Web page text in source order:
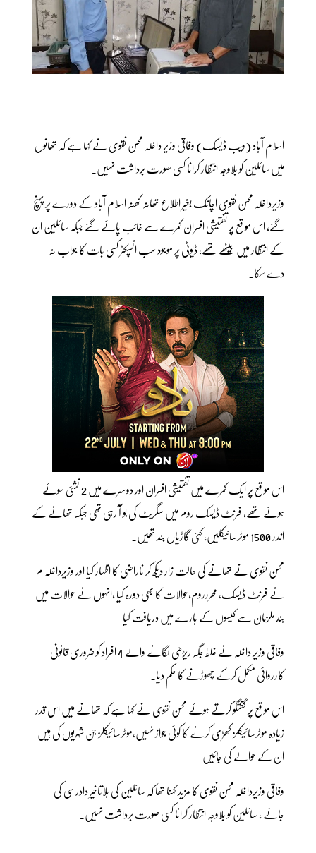
اسلام آباد (ویب ڈیسک) وفاقی وزیر داخلہ محسن نقوی نے کہا ہے کہ تھانوں
میں سائلین کو بلاوجہ انتظار کرانا کسی صورت برداشت نہیں۔
وزیرداخلہ محسن نقوی اچانک بغیر اطلاع تھانہ کھنہ اسلام آباد کے دورے پر پہنچ
گئے، اس موقع پر تفتیشی افسران کمرے سے غائب پائے گئے جبکہ سائلین ان
کے انتظار میں بیٹھے تھے، ڈیوٹی پر موجود سب انسپکٹر کسی بات کا جواب نہ
دے سکا۔
اس موقع پر ایک کمرے میں تفتیشی افسران اور دوسرے میں 2 نشئی سوئے
ہوئے تھے، فرنٹ ڈیسک روم میں سگریٹ کی بو آ رہی تھی جبکہ تھانے کے
اندر 1500 موٹرسائیکلیں، کئی گاڑیاں بند تھیں۔
محسن نقوی نے تھانے کی حالت زار دیکھ کر ناراضی کا اظہار کیا اور وزیرداخلہ م
نے فرنٹ ڈیسک، محررروم،حوالات کا بھی دورہ کیا ،انہوں نے حوالات میں
بند ملزمان سے کیسوں کے بارے میں دریافت کیا۔
وفاقی وزیر داخلہ نے غلط جگہ ریڑھی لگانے والے 4 افراد کو ضروری قانونی
کارروائی مکمل کرکے چھوڑنے کا حکم دیا۔
اس موقع پر گفتگو کرتے ہوئے محسن نقوی نے کہا ہے کہ تھانے میں اس قدر
زیادہ موٹرسائیکلز کھڑی کرنے کا کوئی جواز نہیں،موٹرسائیکلز جن شہریوں کی ہیں
ان کے حوالے کی جائیں۔
وفاقی وزیرداخلہ محسن نقوی کا مزید کہنا تھا کہ سائلین کی بلاتاخیر دادرسی کی
جائے ، سائلین کو بلاوجہ انتظار کرانا کسی صورت برداشت نہیں۔